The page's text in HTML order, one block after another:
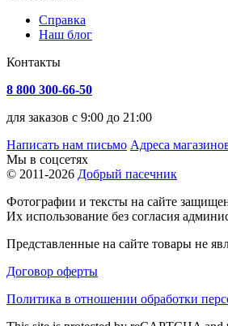
Справка
Наш блог
Контакты
8 800 300-66-50
для заказов с 9:00 до 21:00
Написать нам письмо Адреса
Мы в соцсетях
© 2011-2026 Добрый пасечник
Фотографии и тексты на сайте
Их использование без согласия
Представленные на сайте товары не
Договор оферты
Политика в отношении обработки